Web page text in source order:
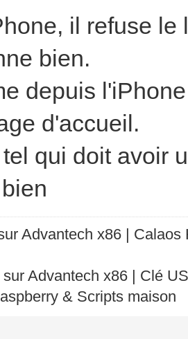
il refuse
bien.
depuis
d'accueil.
qui doit avoir
Advantech x86 |
Advantech x86 | Clé
& Scripts maison